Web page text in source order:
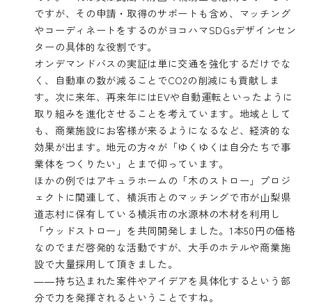
ですが、その申請・取得のサポートも含め、マッチング
やコーディネートをするのがヨコハマSDGsデザインセン
ターの具体的な役割です。
オンデマンドバスの実証は単に交通を強化するだけでな
く、自動車の数が減ることでCO2の削減にも貢献しま
す。次に来年、再来年にはEVや自動運転といったように
取り組みを進化させることを考えています。地域として
も、商業施設にお客様が来るようになるなど、経済的な
効果が出ます。地元の方々が「ゆくゆくは自分たちで事
業体をつくりたい」とまで仰っています。
ほかの例ではアキュラホームの「木のストロー」プロジ
ェクトに関連して、横浜市とのマッチングで市が山梨県
道志村に保有している横浜市の水源林の木材を利用し
「ウッドストロー」を共同開発しました。1本50円の価格
なのでまだ啓発的な活動ですが、大手のホテルや商業施
設で大量採用して頂きました。
――持ち込まれた案件やアイデアを具体化するという部
分で力を発揮されるということですね。